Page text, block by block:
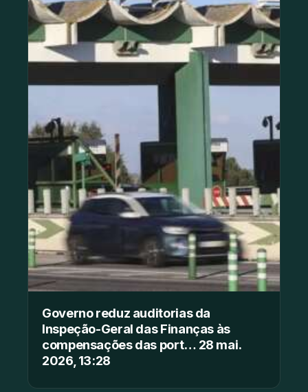
Governo reduz auditorias da
Inspeção-Geral das Finanças às
compensações das port… 28 mai.
2026, 13:28